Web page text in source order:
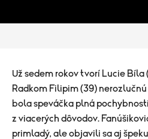
Už sedem rokov tvorí Lucie
Radkom Filipim (39)
bola speváčka plná
z viacerých dôvodov.
primladý, ale objavili sa aj